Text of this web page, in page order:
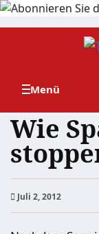
Zum
Wie
Juli 2, 2012